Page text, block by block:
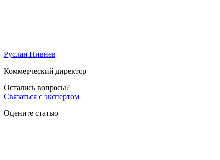
Руслан Пивнев
Коммерческий директор
Остались вопросы?
Связаться с экспертом
Оцените статью